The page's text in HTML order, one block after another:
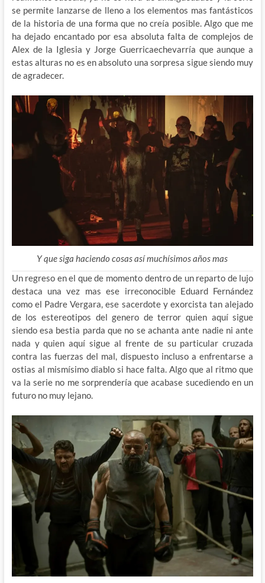
se permite lanzarse de lleno a los elementos mas fantásticos
de la historia de una forma que no creía posible. Algo que me
ha dejado encantado por esa absoluta falta de complejos de
Alex de la Iglesia y Jorge Guerricaechevarría que aunque a
estas alturas no es en absoluto una sorpresa sigue siendo muy
de agradecer.
Y que siga haciendo cosas así muchísimos años mas
Un regreso en el que de momento dentro de un reparto de lujo
destaca una vez mas ese irreconocible Eduard Fernández
como el Padre Vergara, ese sacerdote y exorcista tan alejado
de los estereotipos del genero de terror quien aquí sigue
siendo esa bestia parda que no se achanta ante nadie ni ante
nada y quien aquí sigue al frente de su particular cruzada
contra las fuerzas del mal, dispuesto incluso a enfrentarse a
ostias al mismísimo diablo si hace falta. Algo que al ritmo que
va la serie no me sorprendería que acabase sucediendo en un
futuro no muy lejano.